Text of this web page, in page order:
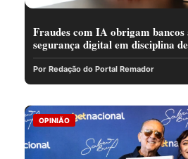
Fraudes com IA obrigam
segurança digital em disciplina
Por Redação do Portal Remador
OPINIÃO